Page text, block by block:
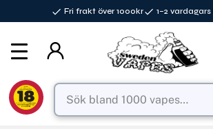
Fri frakt över 1000kr 1–2